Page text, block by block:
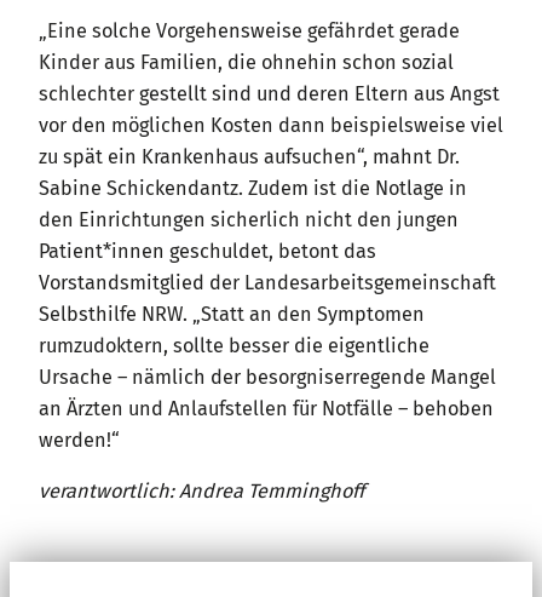
„Eine solche Vorgehensweise gefährdet gerade
Kinder aus Familien, die ohnehin schon sozial
schlechter gestellt sind und deren Eltern aus Angst
vor den möglichen Kosten dann beispielsweise viel
zu spät ein Krankenhaus aufsuchen“, mahnt Dr.
Sabine Schickendantz. Zudem ist die Notlage in
den Einrichtungen sicherlich nicht den jungen
Patient*innen geschuldet, betont das
Vorstandsmitglied der Landesarbeitsgemeinschaft
Selbsthilfe NRW. „Statt an den Symptomen
rumzudoktern, sollte besser die eigentliche
Ursache – nämlich der besorgniserregende Mangel
an Ärzten und Anlaufstellen für Notfälle – behoben
werden!“
verantwortlich: Andrea Temminghoff